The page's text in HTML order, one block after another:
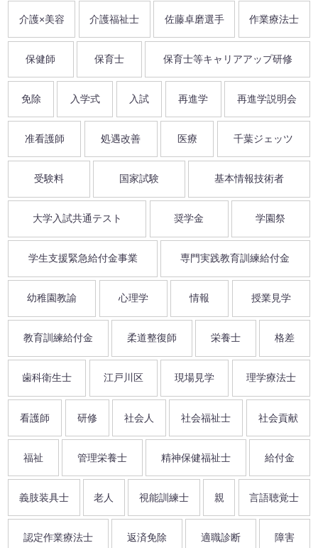
介護×美容 介護福祉士 佐藤卓磨選手 作業療法士
保健師 保育士 保育士等キャリアアップ研修
免除 入学式 入試 再進学 再進学説明会
准看護師 処遇改善 医療 千葉ジェッツ
受験料 国家試験 基本情報技術者
大学入試共通テスト 奨学金 学園祭
学生支援緊急給付金事業 専門実践教育訓練給付金
幼稚園教諭 心理学 情報 授業見学
教育訓練給付金 柔道整復師 栄養士 格差
歯科衛生士 江戸川区 現場見学 理学療法士
看護師 研修 社会人 社会福祉士 社会貢献
福祉 管理栄養士 精神保健福祉士 給付金
義肢装具士 老人 視能訓練士 親 言語聴覚士
認定作業療法士 返済免除 適職診断 障害